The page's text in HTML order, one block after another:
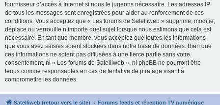
fournisseur d’accès à Internet si nous le jugeons nécessaire. Les adresses IP
de tous les messages sont enregistrées pour aider au renforcement de ces
conditions. Vous acceptez que « Les forums de Satelliweb » supprime, modifie,
déplace ou verrouille n’importe quel sujet lorsque nous estimons que cela est
nécessaire. En tant que membre, vous acceptez que toutes les informations
que vous avez saisies soient stockées dans notre base de données. Bien que
ces informations ne soient pas diffusées à une tierce partie sans votre
consentement, ni « Les forums de Satelliweb », ni phpBB ne pourront être
tenus comme responsables en cas de tentative de piratage visant à
compromettre les données.
Satelliweb (retour vers le site) Forums feeds et réception TV numérique